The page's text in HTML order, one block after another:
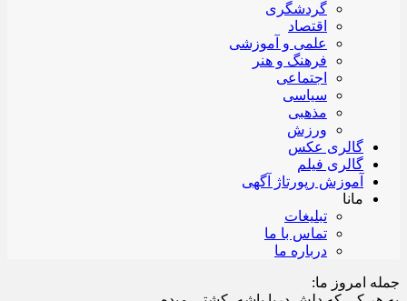
گردشگری
اقتصاد
علمی و آموزشی
فرهنگ و هنر
اجتماعی
سیاسی
مذهبی
ورزش
گالری عکس
گالری فیلم
آموزش رپورتاژ آگهی
مانا
تبلیغات
تماس با ما
درباره ما
جمله امروز ما: